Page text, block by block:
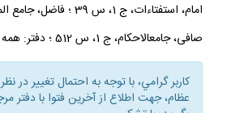
صافى، جامعالاحكام، ج 1، س 512 ؛ دفتر: همه مراجع.
كاربر گرامي، با توجه به احتمال تغيير در
عظام، جهت اطلاع از آخرين فتوا با دفتر